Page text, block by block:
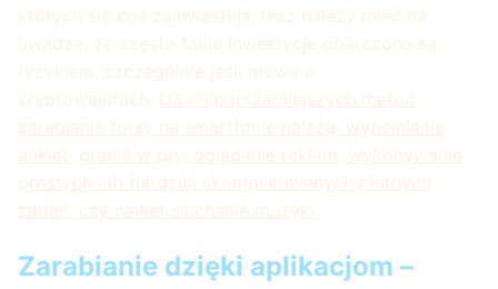
których się coś zainwestuje, lecz należy mieć na
uwadze, że często takie inwestycje obarczone są
ryzykiem, szczególnie jeśli mowa o
kryptowalutach.
Do najpopularniejszych metod
zarabiania forsy na smartfonie należą: wypełnianie
ankiet, granie w gry, oglądanie reklam, wykonywanie
prostych lub bardziej skomplikowanych płatnych
zadań, czy nawet słuchanie muzyki.
Zarabianie dzięki aplikacjom –